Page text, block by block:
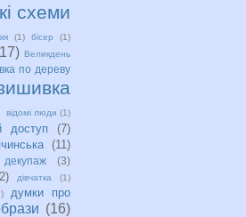
схеми
(1) бісер (1)
Великдень
по дереву
відомі люди (1)
доступ (7)
(11)
декупаж (3)
дівчатка (1)
думки про
(16)